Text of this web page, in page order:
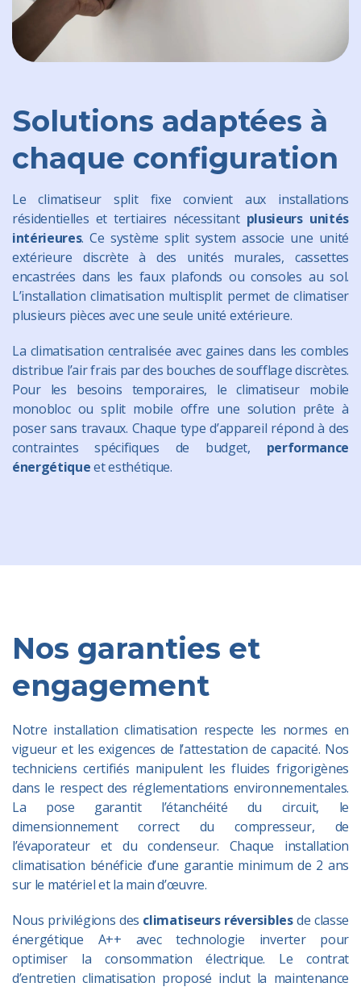
Solutions adaptées à
chaque configuration
Le climatiseur split fixe convient aux installations
résidentielles et tertiaires nécessitant plusieurs unités
intérieures. Ce système split system associe une unité
extérieure discrète à des unités murales, cassettes
encastrées dans les faux plafonds ou consoles au sol.
L’installation climatisation multisplit permet de climatiser
plusieurs pièces avec une seule unité extérieure.
La climatisation centralisée avec gaines dans les combles
distribue l’air frais par des bouches de soufflage discrètes.
Pour les besoins temporaires, le climatiseur mobile
monobloc ou split mobile offre une solution prête à
poser sans travaux. Chaque type d’appareil répond à des
contraintes spécifiques de budget, performance
énergétiqueet esthétique.
Nos garanties et
engagement
Notre installation climatisation respecte les normes en
vigueur et les exigences de l’attestation de capacité. Nos
techniciens certifiés manipulent les fluides frigorigènes
dans le respect des réglementations environnementales.
La pose garantit l’étanchéité du circuit, le
dimensionnement correct du compresseur, de
l’évaporateur et du condenseur. Chaque installation
climatisation bénéficie d’une garantie minimum de 2 ans
sur le matériel et la main d’œuvre.
Nous privilégions des climatiseurs réversiblesde classe
énergétique A++ avec technologie inverter pour
optimiser la consommation électrique. Le contrat
d’entretien climatisation proposé inclut la maintenance